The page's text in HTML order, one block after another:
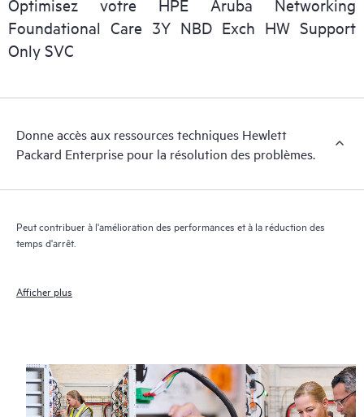
personnel informatique de localiser rapidement les informations
essentielles (du domaine public).
Optimisez votre HPE Aruba Networking
Foundational Care 3Y NBD Exch HW Support
Only SVC
Donne accès aux ressources techniques Hewlett
Packard Enterprise pour la résolution des problèmes.
Peut contribuer à l'amélioration des performances et à la réduction des
temps d'arrêt.
Afficher plus